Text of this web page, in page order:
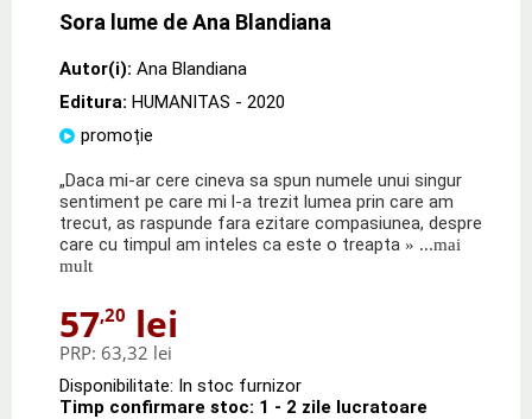
Sora lume de Ana Blandiana
Autor(i): Ana Blandiana
Editura: HUMANITAS - 2020
promoție
„Daca mi-ar cere cineva sa spun numele unui singur
sentiment pe care mi l-a trezit lumea prin care am
trecut, as raspunde fara ezitare compasiunea, despre
care cu timpul am inteles ca este o treapta » ...mai
mult
57,20 lei
PRP: 63,32 lei
Disponibilitate: In stoc furnizor
Timp confirmare stoc: 1 - 2 zile lucratoare